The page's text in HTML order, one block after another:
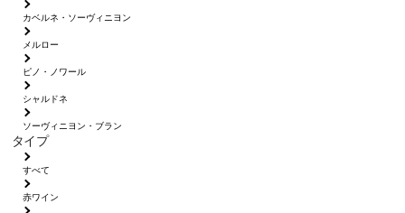
カベルネ・ソーヴィニヨン
メルロー
ピノ・ノワール
シャルドネ
ソーヴィニヨン・ブラン
タイプ
すべて
赤ワイン